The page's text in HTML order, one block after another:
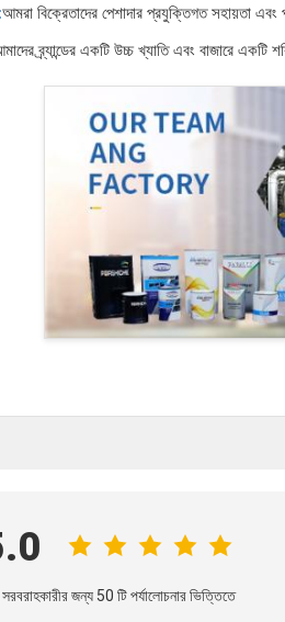
আমরা বিক্রেতাদের পেশাদার প্রযুক্তিগত সহায়তা
ব্র্যান্ডের একটি উচ্চ খ্যাতি এবং বাজারে
জন্য 50 টি পর্যালোচনার ভিত্তিতে